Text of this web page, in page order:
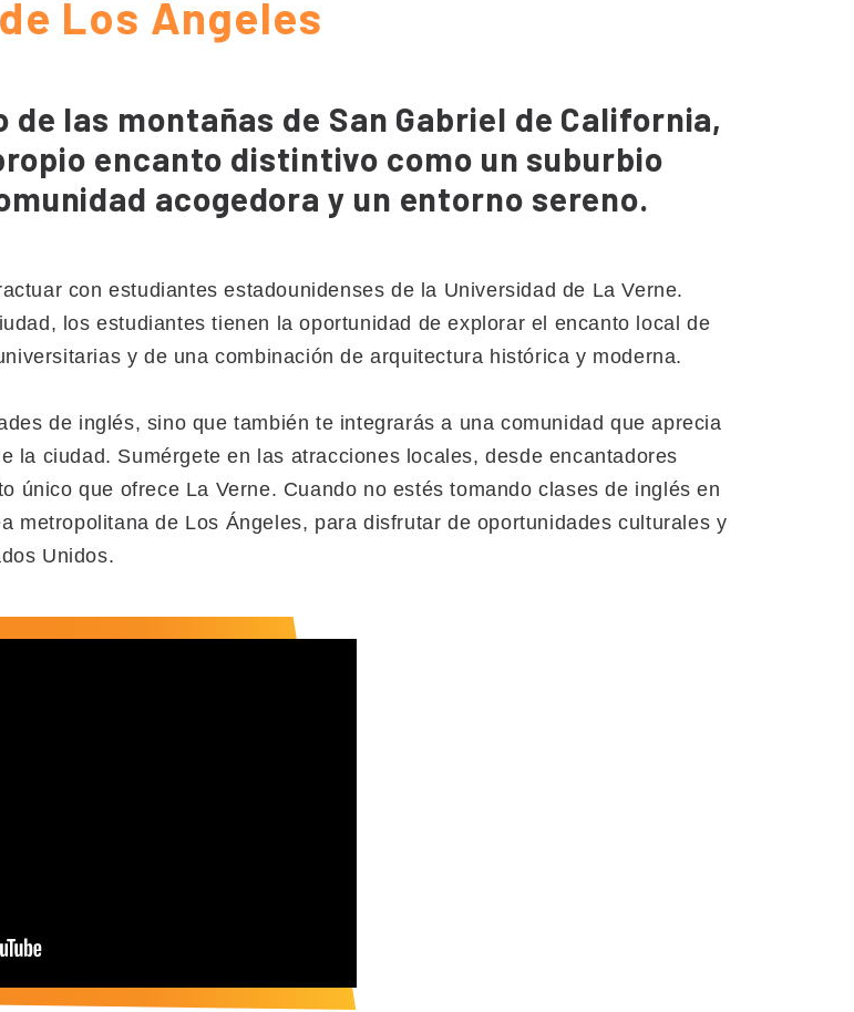
Los Ángeles
las montañas de San Gabriel de California,
encanto distintivo como un suburbio
acogedora y un entorno sereno.
con estudiantes estadounidenses de la Universidad de La Verne.
los estudiantes tienen la oportunidad de explorar el encanto local de
y de una combinación de arquitectura histórica y moderna.
de inglés, sino que también te integrarás a una comunidad que aprecia
la ciudad. Sumérgete en las atracciones locales, desde encantadores
único que ofrece La Verne. Cuando no estés tomando clases de inglés en
metropolitana de Los Ángeles, para disfrutar de oportunidades culturales y
Unidos.